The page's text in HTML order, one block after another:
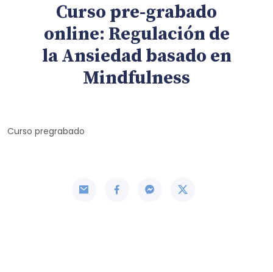
Curso pre-grabado
online: Regulación de
la Ansiedad basado en
Mindfulness
Curso pregrabado